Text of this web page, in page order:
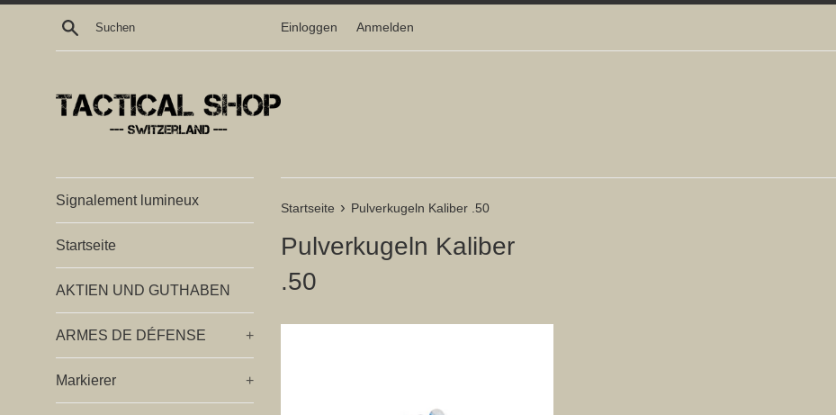
Direkt
Suchen Einloggen Anmelden
Signalement lumineux
Startseite
AKTIEN UND GUTHABEN
ARMES DE DÉFENSE +
Markierer +
Startseite › Pulverkugeln Kaliber .50
Pulverkugeln Kaliber
.50